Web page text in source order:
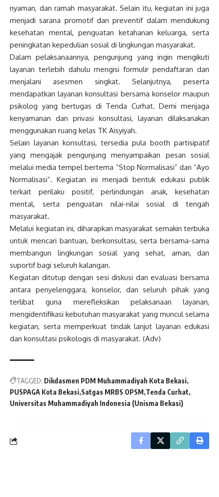
nyaman, dan ramah masyarakat. Selain itu, kegiatan ini juga
menjadi sarana promotif dan preventif dalam mendukung
kesehatan mental, penguatan ketahanan keluarga, serta
peningkatan kepedulian sosial di lingkungan masyarakat.
Dalam pelaksanaannya, pengunjung yang ingin mengikuti
layanan terlebih dahulu mengisi formulir pendaftaran dan
menjalani asesmen singkat. Selanjutnya, peserta
mendapatkan layanan konsultasi bersama konselor maupun
psikolog yang bertugas di Tenda Curhat. Demi menjaga
kenyamanan dan privasi konsultasi, layanan dilaksanakan
menggunakan ruang kelas TK Aisyiyah.
Selain layanan konsultasi, tersedia pula booth partisipatif
yang mengajak pengunjung menyampaikan pesan sosial
melalui media tempel bertema “Stop Normalisasi” dan “Ayo
Normalisasi”. Kegiatan ini menjadi bentuk edukasi publik
terkait perilaku positif, perlindungan anak, kesehatan
mental, serta penguatan nilai-nilai sosial di tengah
masyarakat.
Melalui kegiatan ini, diharapkan masyarakat semakin terbuka
untuk mencari bantuan, berkonsultasi, serta bersama-sama
membangun lingkungan sosial yang sehat, aman, dan
suportif bagi seluruh kalangan.
Kegiatan ditutup dengan sesi diskusi dan evaluasi bersama
antara penyelenggara, konselor, dan seluruh pihak yang
terlibat guna merefleksikan pelaksanaan layanan,
mengidentifikasi kebutuhan masyarakat yang muncul selama
kegiatan, serta memperkuat tindak lanjut layanan edukasi
dan konsultasi psikologis di masyarakat. (Adv)
TAGGED: Dikdasmen PDM Muhammadiyah Kota Bekasi
PUSPAGA Kota Bekasi Satgas MRBS OPSM Tenda Curhat
Universitas Muhammadiyah Indonesia (Unisma Bekasi)